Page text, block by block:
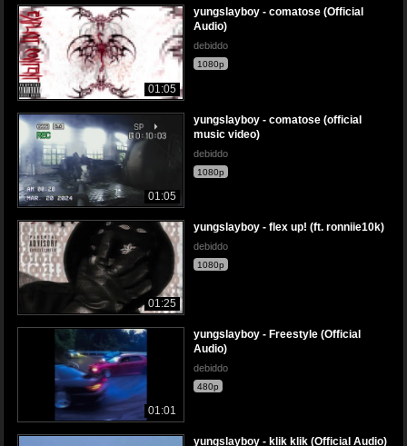
01:05
yungslayboy - comatose (Official
Audio)
debiddo
1080p
01:05
yungslayboy - comatose (official
music video)
debiddo
1080p
01:25
yungslayboy - flex up! (ft. ronniie10k)
debiddo
1080p
01:01
yungslayboy - Freestyle (Official
Audio)
debiddo
480p
yungslayboy - klik klik (Official Audio)